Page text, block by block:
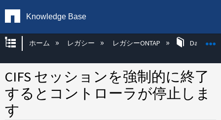
Knowledge Base
グローバル階層を展開/折りたたむ
ホーム レガシー レガシーONTAP Data
CIFS セッションを強制的に終了
するとコントローラが停止しま
す